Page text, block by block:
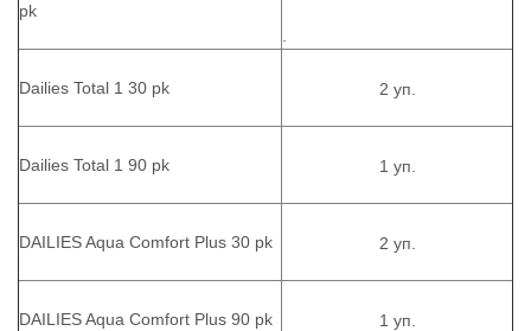
pk
Dailies Total 1 30 pk 2 уп.
Dailies Total 1 90 pk 1 уп.
DAILIES Aqua Comfort Plus 30 pk 2 уп.
DAILIES Aqua Comfort Plus 90 pk 1 уп.